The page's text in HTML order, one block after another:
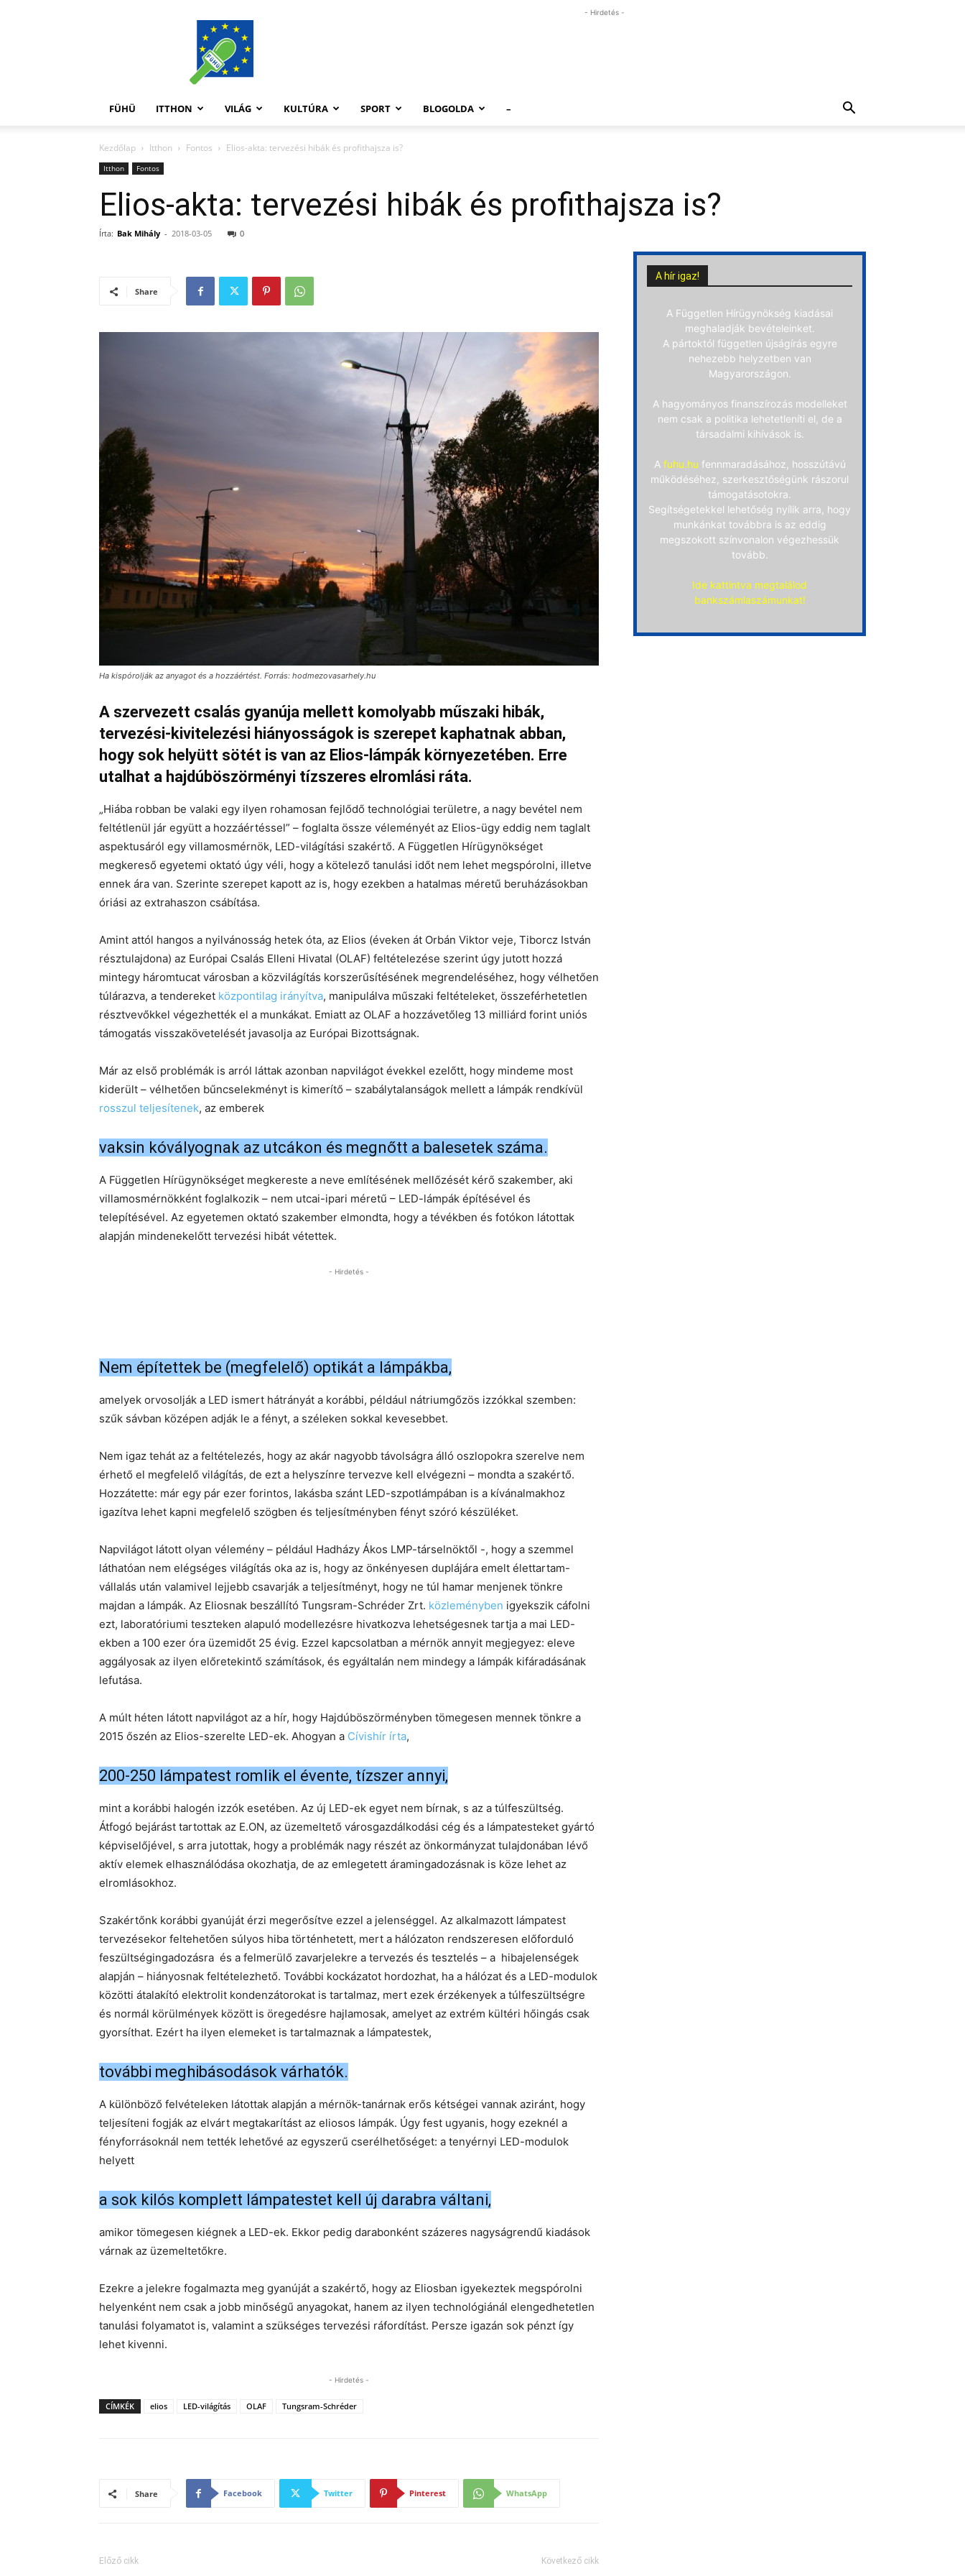
FüHü
- Hirdetés -
FÜHÜ ITTHON VILÁG KULTÚRA SPORT BLOGOLDA –
Kezdőlap Itthon Fontos Elios-akta: tervezési hibák és profithajsza is?
Itthon Fontos
Elios-akta: tervezési hibák és profithajsza is?
Írta: Bak Mihály - 2018-03-05 0
Share
Ha kispórolják az anyagot és a hozzáértést. Forrás: hodmezovasarhely.hu
A szervezett csalás gyanúja mellett komolyabb műszaki hibák,
tervezési-kivitelezési hiányosságok is szerepet kaphatnak abban,
hogy sok helyütt sötét is van az Elios-lámpák környezetében. Erre
utalhat a hajdúböszörményi tízszeres elromlási ráta.
„Hiába robban be valaki egy ilyen rohamosan fejlődő technológiai területre, a nagy bevétel nem
feltétlenül jár együtt a hozzáértéssel” – foglalta össze véleményét az Elios-ügy eddig nem taglalt
aspektusáról egy villamosmérnök, LED-világítási szakértő. A Független Hírügynökséget
megkereső egyetemi oktató úgy véli, hogy a kötelező tanulási időt nem lehet megspórolni, illetve
ennek ára van. Szerinte szerepet kapott az is, hogy ezekben a hatalmas méretű beruházásokban
óriási az extrahaszon csábítása.
Amint attól hangos a nyilvánosság hetek óta, az Elios (éveken át Orbán Viktor veje, Tiborcz István
résztulajdona) az Európai Csalás Elleni Hivatal (OLAF) feltételezése szerint úgy jutott hozzá
mintegy háromtucat városban a közvilágítás korszerűsítésének megrendeléséhez, hogy vélhetően
túlárazva, a tendereket központilag irányítva, manipulálva műszaki feltételeket, összeférhetetlen
résztvevőkkel végezhették el a munkákat. Emiatt az OLAF a hozzávetőleg 13 milliárd forint uniós
támogatás visszakövetelését javasolja az Európai Bizottságnak.
Már az első problémák is arról láttak azonban napvilágot évekkel ezelőtt, hogy mindeme most
kiderült – vélhetően bűncselekményt is kimerítő – szabálytalanságok mellett a lámpák rendkívül
rosszul teljesítenek, az emberek
vaksin kóvályognak az utcákon és megnőtt a balesetek száma.
A Független Hírügynökséget megkereste a neve említésének mellőzését kérő szakember, aki
villamosmérnökként foglalkozik – nem utcai-ipari méretű – LED-lámpák építésével és
telepítésével. Az egyetemen oktató szakember elmondta, hogy a tévékben és fotókon látottak
alapján mindenekelőtt tervezési hibát vétettek.
- Hirdetés -
Nem építettek be (megfelelő) optikát a lámpákba,
amelyek orvosolják a LED ismert hátrányát a korábbi, például nátriumgőzös izzókkal szemben:
szűk sávban középen adják le a fényt, a széleken sokkal kevesebbet.
Nem igaz tehát az a feltételezés, hogy az akár nagyobb távolságra álló oszlopokra szerelve nem
érhető el megfelelő világítás, de ezt a helyszínre tervezve kell elvégezni – mondta a szakértő.
Hozzátette: már egy pár ezer forintos, lakásba szánt LED-szpotlámpában is a kívánalmakhoz
igazítva lehet kapni megfelelő szögben és teljesítményben fényt szóró készüléket.
Napvilágot látott olyan vélemény – például Hadházy Ákos LMP-társelnöktől -, hogy a szemmel
láthatóan nem elégséges világítás oka az is, hogy az önkényesen duplájára emelt élettartam-
vállalás után valamivel lejjebb csavarják a teljesítményt, hogy ne túl hamar menjenek tönkre
majdan a lámpák. Az Eliosnak beszállító Tungsram-Schréder Zrt. közleményben igyekszik cáfolni
ezt, laboratóriumi teszteken alapuló modellezésre hivatkozva lehetségesnek tartja a mai LED-
ekben a 100 ezer óra üzemidőt 25 évig. Ezzel kapcsolatban a mérnök annyit megjegyez: eleve
aggályosak az ilyen előretekintő számítások, és egyáltalán nem mindegy a lámpák kifáradásának
lefutása.
A múlt héten látott napvilágot az a hír, hogy Hajdúböszörményben tömegesen mennek tönkre a
2015 őszén az Elios-szerelte LED-ek. Ahogyan a Cívishír írta,
200-250 lámpatest romlik el évente, tízszer annyi,
mint a korábbi halogén izzók esetében. Az új LED-ek egyet nem bírnak, s az a túlfeszültség.
Átfogó bejárást tartottak az E.ON, az üzemeltető városgazdálkodási cég és a lámpatesteket gyártó
képviselőjével, s arra jutottak, hogy a problémák nagy részét az önkormányzat tulajdonában lévő
aktív elemek elhasználódása okozhatja, de az emlegetett áramingadozásnak is köze lehet az
elromlásokhoz.
Szakértőnk korábbi gyanúját érzi megerősítve ezzel a jelenséggel. Az alkalmazott lámpatest
tervezésekor feltehetően súlyos hiba történhetett, mert a hálózaton rendszeresen előforduló
feszültségingadozásra és a felmerülő zavarjelekre a tervezés és tesztelés – a hibajelenségek
alapján – hiányosnak feltételezhető. További kockázatot hordozhat, ha a hálózat és a LED-modulok
közötti átalakító elektrolit kondenzátorokat is tartalmaz, mert ezek érzékenyek a túlfeszültségre
és normál körülmények között is öregedésre hajlamosak, amelyet az extrém kültéri hőingás csak
gyorsíthat. Ezért ha ilyen elemeket is tartalmaznak a lámpatestek,
további meghibásodások várhatók.
A különböző felvételeken látottak alapján a mérnök-tanárnak erős kétségei vannak aziránt, hogy
teljesíteni fogják az elvárt megtakarítást az eliosos lámpák. Úgy fest ugyanis, hogy ezeknél a
fényforrásoknál nem tették lehetővé az egyszerű cserélhetőséget: a tenyérnyi LED-modulok
helyett
a sok kilós komplett lámpatestet kell új darabra váltani,
amikor tömegesen kiégnek a LED-ek. Ekkor pedig darabonként százeres nagyságrendű kiadások
várnak az üzemeltetőkre.
Ezekre a jelekre fogalmazta meg gyanúját a szakértő, hogy az Eliosban igyekeztek megspórolni
helyenként nem csak a jobb minőségű anyagokat, hanem az ilyen technológiánál elengedhetetlen
tanulási folyamatot is, valamint a szükséges tervezési ráfordítást. Persze igazán sok pénzt így
lehet kivenni.
- Hirdetés -
CÍMKÉK elios LED-világítás OLAF Tungsram-Schréder
Share Facebook Twitter Pinterest WhatsApp
Előző cikk Következő cikk
A hír igaz!
A Független Hírügynökség kiadásai
meghaladják bevételeinket.
A pártoktól független újságírás egyre
nehezebb helyzetben van
Magyarországon.
A hagyományos finanszírozás modelleket
nem csak a politika lehetetleníti el, de a
társadalmi kihívások is.
A fuhu.hu fennmaradásához, hosszútávú
működéséhez, szerkesztőségünk rászorul
támogatásotokra.
Segítségetekkel lehetőség nyílik arra, hogy
munkánkat továbbra is az eddig
megszokott színvonalon végezhessük
tovább.
Ide kattintva megtalálod
bankszámlaszámunkat!